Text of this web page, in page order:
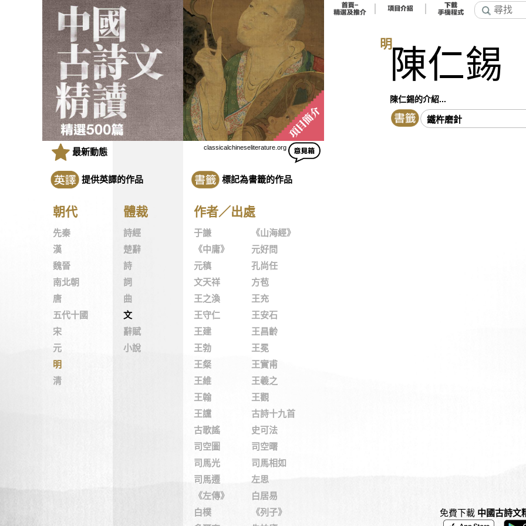
classicalchineseliterature.org
最新動態
提供英譯的作品 標記為書籤的作品
朝代
先秦
漢
魏晉
南北朝
唐
五代十國
宋
元
明
清
體裁
詩經
楚辭
詩
詞
曲
文
辭賦
小說
作者／出處
于謙
《山海經》
《中庸》
元好問
元稹
孔尚任
文天祥
方苞
王之渙
王充
王守仁
王安石
王建
王昌齡
王勃
王冕
王粲
王實甫
王維
王羲之
王翰
王觀
王讜
古詩十九首
古歌謠
史可法
司空圖
司空曙
司馬光
司馬相如
司馬遷
左思
《左傳》
白居易
白樸
《列子》
明 陳仁錫
陳仁錫的介紹...
鐵杵磨針
免費下載 中國古詩文